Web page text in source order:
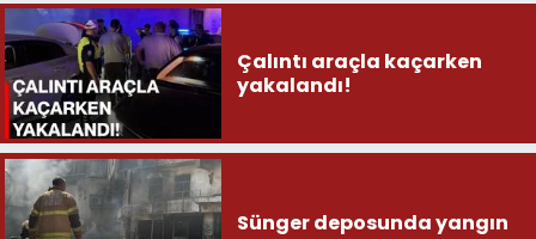
Çalıntı araçla kaçarken
yakalandı!
Sünger deposunda yangın